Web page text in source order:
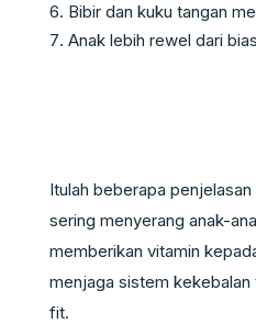
Bibir dan kuku tangan
Anak lebih rewel dari
Itulah beberapa
sering menyerang anak-
memberikan vitamin
menjaga sistem
fit.